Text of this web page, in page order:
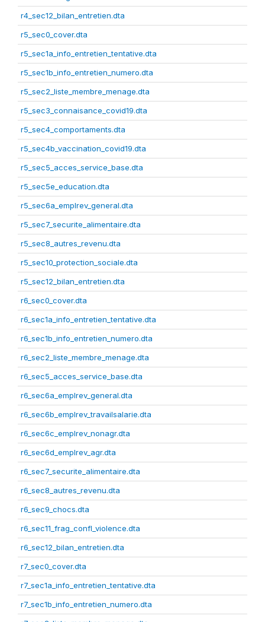
r4_sec12_bilan_entretien.dta
r5_sec0_cover.dta
r5_sec1a_info_entretien_tentative.dta
r5_sec1b_info_entretien_numero.dta
r5_sec2_liste_membre_menage.dta
r5_sec3_connaisance_covid19.dta
r5_sec4_comportaments.dta
r5_sec4b_vaccination_covid19.dta
r5_sec5_acces_service_base.dta
r5_sec5e_education.dta
r5_sec6a_emplrev_general.dta
r5_sec7_securite_alimentaire.dta
r5_sec8_autres_revenu.dta
r5_sec10_protection_sociale.dta
r5_sec12_bilan_entretien.dta
r6_sec0_cover.dta
r6_sec1a_info_entretien_tentative.dta
r6_sec1b_info_entretien_numero.dta
r6_sec2_liste_membre_menage.dta
r6_sec5_acces_service_base.dta
r6_sec6a_emplrev_general.dta
r6_sec6b_emplrev_travailsalarie.dta
r6_sec6c_emplrev_nonagr.dta
r6_sec6d_emplrev_agr.dta
r6_sec7_securite_alimentaire.dta
r6_sec8_autres_revenu.dta
r6_sec9_chocs.dta
r6_sec11_frag_confl_violence.dta
r6_sec12_bilan_entretien.dta
r7_sec0_cover.dta
r7_sec1a_info_entretien_tentative.dta
r7_sec1b_info_entretien_numero.dta